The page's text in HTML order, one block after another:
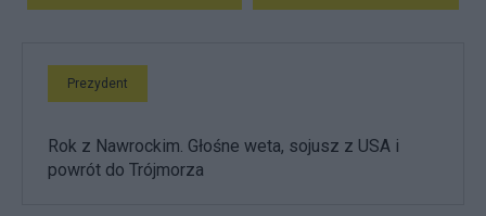
Prezydent
Rok z Nawrockim. Głośne weta, sojusz z USA i
powrót do Trójmorza